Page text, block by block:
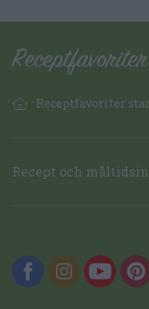
Receptfavoriter
Recept och